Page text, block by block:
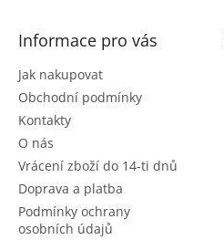
Informace pro vás
Jak nakupovat
Obchodní podmínky
Kontakty
O nás
Vrácení zboží do 14-ti dnů
Doprava a platba
Podmínky ochrany
osobních údajů